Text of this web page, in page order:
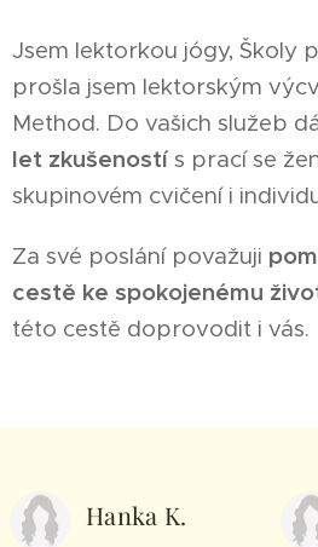
Jsem lektorkou jógy, Školy
prošla jsem lektorským
Method. Do vašich služeb
let zkušenostís prací se
skupinovém cvičení i
Za své poslání považuji
cestě ke spokojenému
této cestě doprovodit i vás.
Hanka K.